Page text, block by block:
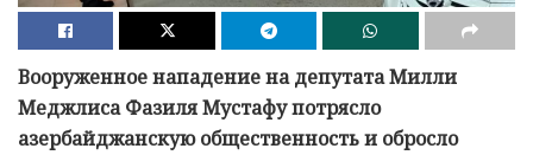
Вооруженное нападение на депутата Милли
Меджлиса Фазиля Мустафу потрясло
азербайджанскую общественность и обросло